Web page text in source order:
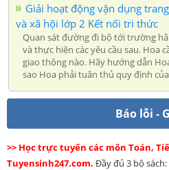
Giải hoạt động vận dụng
và xã hội lớp 2 Kết nối tri thức
Quan sát đường đi bộ tới trường
và thực hiện các yêu cầu sau. Hoa
giao thông nào. Hãy hướng dẫn
sao Hoa phải tuân thủ quy định
Báo lỗi -
>> Học trực tuyến các môn Toán,
Tuyensinh247.com. Đầy đủ 3 bộ